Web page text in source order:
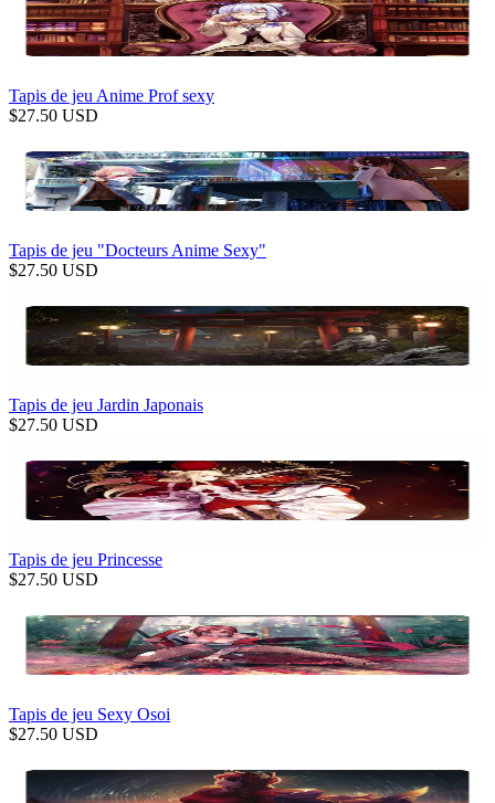
Tapis de jeu Anime Prof sexy
$27.50 USD
Tapis de jeu "Docteurs Anime Sexy"
$27.50 USD
Tapis de jeu Jardin Japonais
$27.50 USD
Tapis de jeu Princesse
$27.50 USD
Tapis de jeu Sexy Osoi
$27.50 USD